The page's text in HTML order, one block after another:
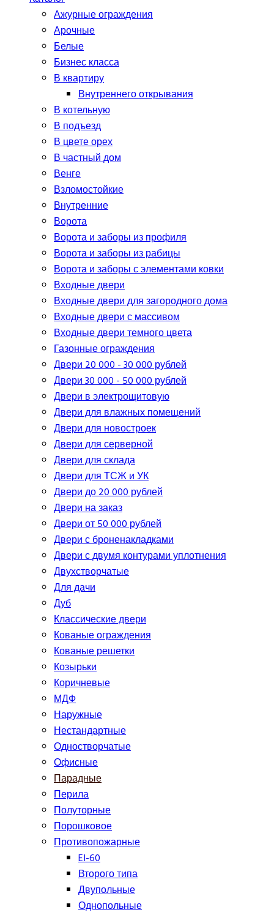
Ажурные ограждения
Арочные
Белые
Бизнес класса
В квартиру
Внутреннего открывания
В котельную
В подъезд
В цвете орех
В частный дом
Венге
Взломостойкие
Внутренние
Ворота
Ворота и заборы из профиля
Ворота и заборы из рабицы
Ворота и заборы с элементами ковки
Входные двери
Входные двери для загородного дома
Входные двери с массивом
Входные двери темного цвета
Газонные ограждения
Двери 20 000 - 30 000 рублей
Двери 30 000 - 50 000 рублей
Двери в электрощитовую
Двери для влажных помещений
Двери для новостроек
Двери для серверной
Двери для склада
Двери для ТСЖ и УК
Двери до 20 000 рублей
Двери на заказ
Двери от 50 000 рублей
Двери с броненакладками
Двери с двумя контурами уплотнения
Двухстворчатые
Для дачи
Дуб
Классические двери
Кованые ограждения
Кованые решетки
Козырьки
Коричневые
МДФ
Наружные
Нестандартные
Одностворчатые
Офисные
Парадные
Перила
Полуторные
Порошковое
Противопожарные
EI-60
Второго типа
Двупольные
Однопольные